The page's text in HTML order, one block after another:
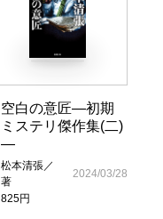
空白の意匠―初期
ミステリ傑作集(二)
―
松本清張／
著
825円
2024/03/28